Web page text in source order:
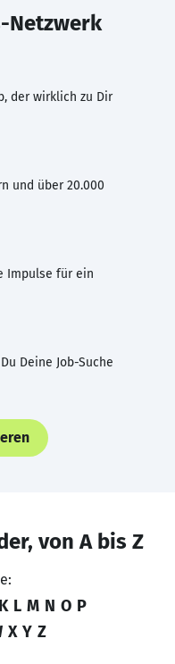
Netzwerk
der wirklich zu Dir
und über 20.000
Impulse für ein
Deine Job-Suche
von A bis Z
K L M N O P
X Y Z